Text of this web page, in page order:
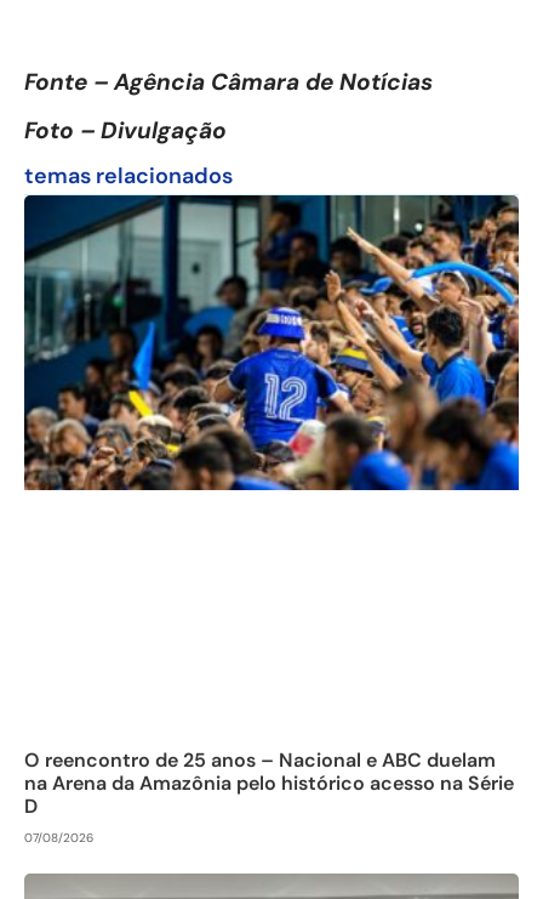
Fonte – Agência Câmara de Notícias
Foto – Divulgação
temas relacionados
O reencontro de 25 anos – Nacional e ABC duelam
na Arena da Amazônia pelo histórico acesso na Série
D
07/08/2026